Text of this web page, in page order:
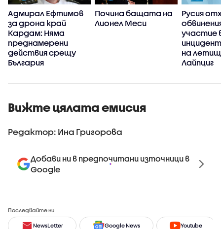
Адмирал Ефтимов
за дрона край
Кардам: Няма
преднамерени
действия срещу
България
Почина бащата на
Лионел Меси
Русия
участие
на
Лайпциг
Вижте цялата емисия
Редактор: Ина Григорова
Добави ни в предпочитани източници в
Google
Последвайте ни
NewsLetter Google News Youtube